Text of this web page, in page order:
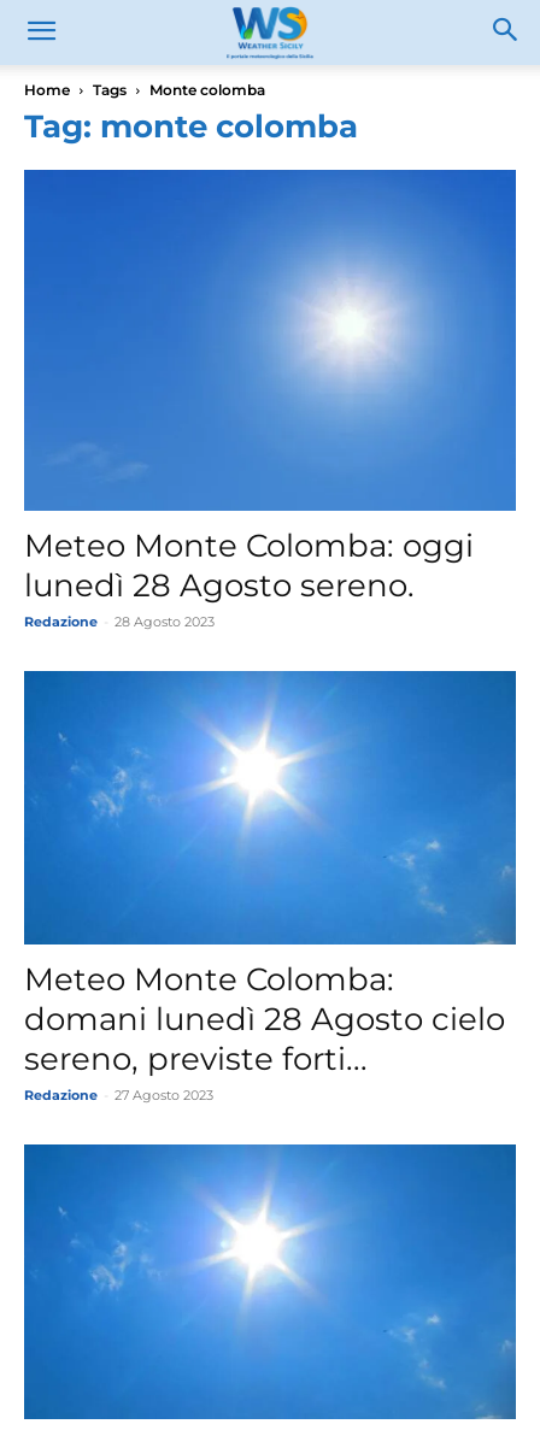
Home Tags Monte colomba
Tag: monte colomba
Meteo Monte Colomba: oggi
lunedì 28 Agosto sereno.
Redazione 28 Agosto 2023
Meteo Monte Colomba:
domani lunedì 28 Agosto cielo
sereno, previste forti...
Redazione 27 Agosto 2023